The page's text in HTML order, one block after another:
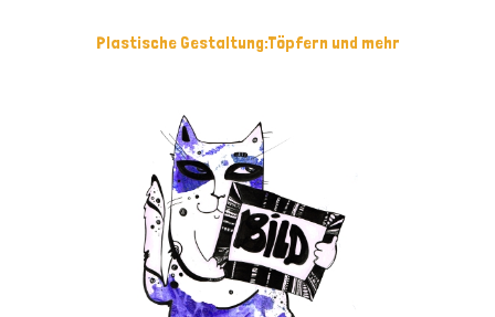
Sek I und II
Nachhilfe
Feriencamp
Jobs
Kontakt
Plastische Gestaltung:Töpfern und mehr